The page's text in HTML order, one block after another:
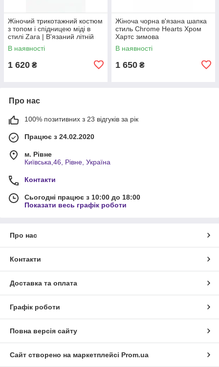
Жіночий трикотажний костюм
з топом і спідницею міді в
стилі Zara | В'язаний літній
комплект у бежевому кольорі
М/L
В наявності
1 620 ₴
Жіноча чорна в'язана шапка
стиль Chrome Hearts Хром
Хартс зимова
В наявності
1 650 ₴
Про нас
100% позитивних з 23 відгуків за рік
Працює з 24.02.2020
м. Рівне
Київська,46, Рівне, Україна
Контакти
Сьогодні працює з 10:00 до 18:00
Показати весь графік роботи
Про нас
Контакти
Доставка та оплата
Графік роботи
Повна версія сайту
Сайт створено на маркетплейсі Prom.ua